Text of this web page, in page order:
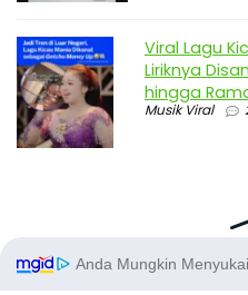
Viral Lagu
Liriknya
hingga
Musik Viral